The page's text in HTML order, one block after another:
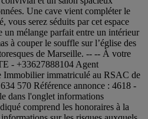
Une cave vient compléter le
vous serez séduits par cet espace
un mélange parfait entre un intérieur
à couper le souffle sur l’église des
de Marseille. -- -- À votre
- +33627888104 Agent
immatriculé au RSAC de
570 Référence annonce : 4618 -
dans l'onglet informations
comprend les honoraires à la